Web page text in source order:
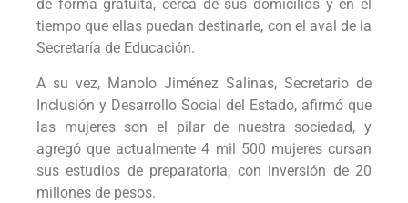
de forma gratuita, cerca de sus domicilios y en el
tiempo que ellas puedan destinarle, con el aval de la
Secretaría de Educación.
A su vez, Manolo Jiménez Salinas, Secretario de
Inclusión y Desarrollo Social del Estado, afirmó que
las mujeres son el pilar de nuestra sociedad, y
agregó que actualmente 4 mil 500 mujeres cursan
sus estudios de preparatoria, con inversión de 20
millones de pesos.